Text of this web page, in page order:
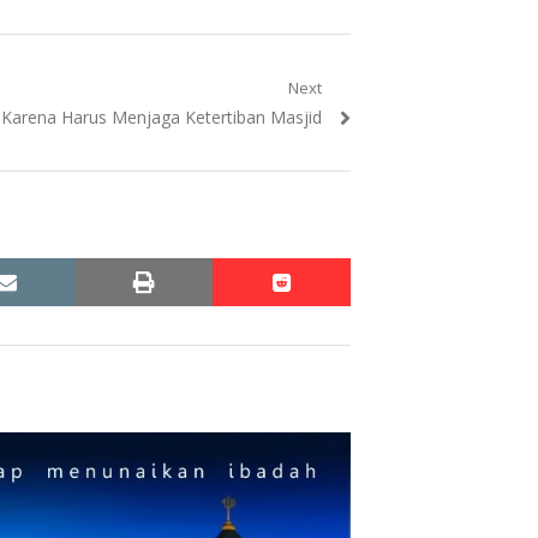
Next
Harus Menjaga Ketertiban Masjid
email print reddit
reddit